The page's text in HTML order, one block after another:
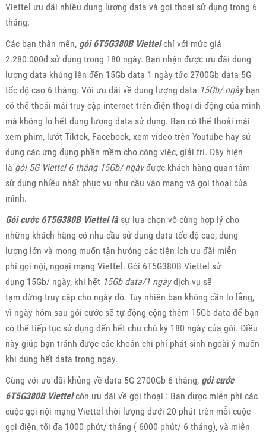
Viettel ưu đãi nhiều dung lượng data và gọi thoại sử dụng trong 6
tháng.
Các bạn thân mến, gói 6T5G380B Viettelchỉ với mức giá
2.280.000đ sử dụng trong 180 ngày. Bạn nhận được ưu đãi dung
lượng data khủng lên đến 15Gb data 1 ngày tức 2700Gb data 5G
tốc độ cao 6 tháng. Với ưu đãi về dung lượng data 15Gb/ ngàybạn
có thể thoải mái truy cập internet trên điện thoại di động của mình
mà không lo hết dung lượng data sử dụng. Bạn có thể thoải mái
xem phim, lướt Tiktok, Facebook, xem video trên Youtube hay sử
dụng các ứng dụng phần mềm cho công việc, giải trí. Đây hiện
là gói 5G Viettel 6 tháng 15Gb/ ngàyđược khách hàng quan tâm
sử dụng nhiều nhất phục vụ nhu cầu vào mạng và gọi thoại của
mình.
Gói cước 6T5G380B Viettel làsự lựa chọn vô cùng hợp lý cho
những khách hàng có nhu cầu sử dụng data tốc độ cao, dung
lượng lớn và mong muốn tận hưởng các tiện ích ưu đãi miễn
phí gọi nội, ngoại mạng Viettel. Gói 6T5G380B Viettel sử
dụng 15Gb/ ngày, khi hết 15Gb data/1 ngàydịch vụ sẽ
tạm dừng truy cập cho ngày đó. Tuy nhiên bạn không cần lo lắng,
vì ngày hôm sau gói cước sẽ tự động cộng thêm 15Gb data để bạn
có thể tiếp tục sử dụng đến hết chu chù kỳ 180 ngày của gói. Điều
này giúp bạn tránh được các khoản chi phí phát sinh ngoài ý muốn
khi dùng hết data trong ngày.
Cùng với ưu đãi khủng về data 5G 2700Gb 6 tháng, gói cước
6T5G380B Viettelcòn ưu đãi về gọi thoại : Bạn được miễn phí các
cuộc gọi nội mạng Viettel thời lượng dưới 20 phút trên mỗi cuộc
gọi điện, tối đa 1000 phút/ tháng ( 6000 phút/ 6 tháng), và miễn